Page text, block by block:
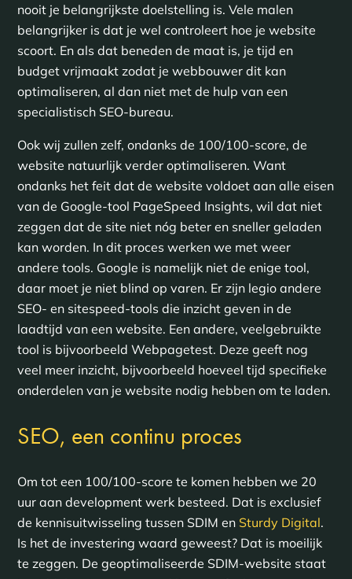
nooit je belangrijkste doelstelling is. Vele malen
belangrijker is dat je wel controleert hoe je website
scoort. En als dat beneden de maat is, je tijd en
budget vrijmaakt zodat je webbouwer dit kan
optimaliseren, al dan niet met de hulp van een
specialistisch SEO-bureau.
Ook wij zullen zelf, ondanks de 100/100-score, de
website natuurlijk verder optimaliseren. Want
ondanks het feit dat de website voldoet aan alle eisen
van de Google-tool PageSpeed Insights, wil dat niet
zeggen dat de site niet nóg beter en sneller geladen
kan worden. In dit proces werken we met weer
andere tools. Google is namelijk niet de enige tool,
daar moet je niet blind op varen. Er zijn legio andere
SEO- en sitespeed-tools die inzicht geven in de
laadtijd van een website. Een andere, veelgebruikte
tool is bijvoorbeeld Webpagetest. Deze geeft nog
veel meer inzicht, bijvoorbeeld hoeveel tijd specifieke
onderdelen van je website nodig hebben om te laden.
SEO, een continu proces
Om tot een 100/100-score te komen hebben we 20
uur aan development werk besteed. Dat is exclusief
de kennisuitwisseling tussen SDIM en Sturdy Digital.
Is het de investering waard geweest? Dat is moeilijk
te zeggen. De geoptimaliseerde SDIM-website staat